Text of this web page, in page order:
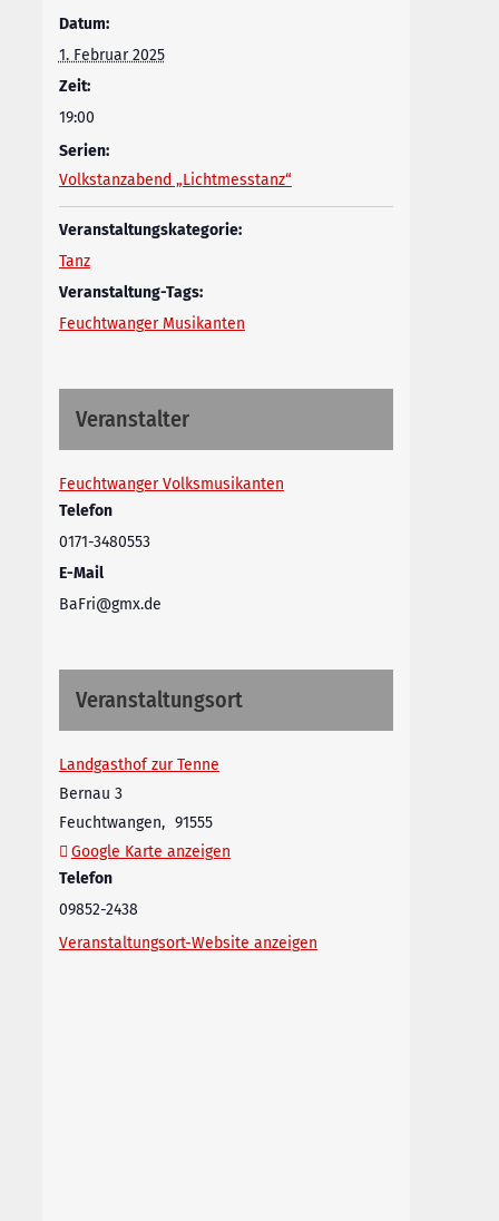
Datum:
1. Februar 2025
Zeit:
19:00
Serien:
Volkstanzabend „Lichtmesstanz“
Veranstaltungskategorie:
Tanz
Veranstaltung-Tags:
Feuchtwanger Musikanten
Veranstalter
Feuchtwanger Volksmusikanten
Telefon
0171-3480553
E-Mail
BaFri@gmx.de
Veranstaltungsort
Landgasthof zur Tenne
Bernau 3
Feuchtwangen, 91555
Google Karte anzeigen
Telefon
09852-2438
Veranstaltungsort-Website anzeigen